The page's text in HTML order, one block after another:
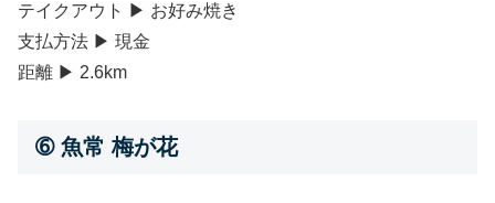
テイクアウト ▶ お好み焼き
支払方法 ▶ 現金
距離 ▶ 2.6km
➅ 魚常 梅が花